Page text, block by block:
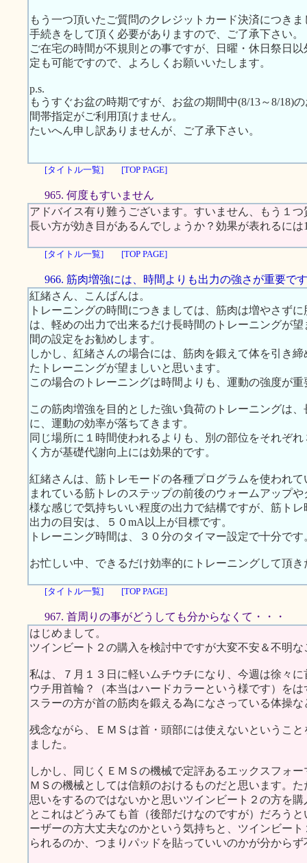
もう一つ頂いたご質問のクレジットカード決済につき
手続きをして頂く必要がありますので、ご了承下さい。
ご在宅の時間が不規則との事ですが、日曜・休日祭日
定も可能ですので、よろしくお願いいたします。
p.s.
もうすぐお盆の時期ですが、お盆の期間中(8/13～8/18)
間帯指定がご利用頂けません。
たいへん申し訳ありませんが、ご了承下さい。
[タイトル一覧] [TOP PAGE]
965. 何度もすいません
アドバイス有り難うございます。すいません、もう１
長い方が効き目があるんでしょうか？効果が表れるに
[タイトル一覧] [TOP PAGE]
966. 筋肉増強には、時間よりも出力の強さが重要です
紅緒さん、こんばんは。
トレーニングの時間につきましては、筋肉は増やさず
は、軽めの出力で出来るだけ長時間のトレーニングが
間の設定をお勧めします。
しかし、紅緒さんの場合には、筋肉を鍛えて体を引き
たトレーニングが望ましいと思います。
この場合のトレーニングは時間よりも、運動の強度が
この筋肉増強を目的とした強い負荷のトレーニングは
に、運動の効率が落ちてきます。
同じ場所に１時間使われるよりも、別の部位をそれぞ
く方が基礎代謝向上には効果的です。
紅緒さんは、筋トレモードの各種プログラムを使われ
まれている筋トレのステップの前後のウォームアップ
様な感じで気持ちいい程度の出力で結構ですが、筋ト
出力の目安は、５０mA以上が目標です。
トレーニング時間は、３０分のタイマー設定で十分です
お忙しい中、できるだけ効率的にトレーニングして頂
[タイトル一覧] [TOP PAGE]
967. 首周りの事がどうしても分からなくて・・・
はじめまして。
ツインビート２の購入を検討中ですが大変不安＆不明
私は、７月１３日に軽いムチウチになり、今週は徐々
ウチ用首輪？（本当はハードカラーという様です）を
スラーの方が首の筋肉を鍛える為になさっている体操
残念ながら、ＥＭＳは首・頭部には使えないというこ
ました。
しかし、同じくＥＭＳの機械で定評あるエックスフォ
ＭＳの機械としては信頼のおけるものだと思います。
思いをするのではないかと思いツインビート２の方を
とこれはどうみても首（後部だけなのですが）だろう
ーザーの方大丈夫なのかという気持ちと、ツインビー
られるのか、つまりパッドを貼っていいのかが分から